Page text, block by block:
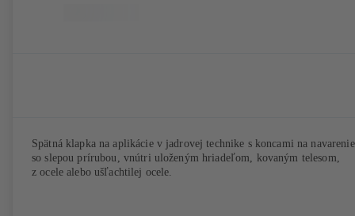
Spätná klapka na aplikácie v jadrovej technike s koncami na
so slepou prírubou, vnútri uloženým hriadeľom, kovaným telesom,
z ocele alebo ušľachtilej ocele.